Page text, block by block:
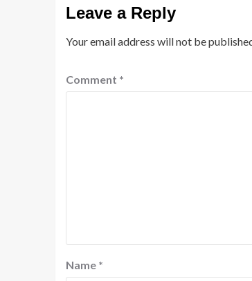
Leave a Reply
Your email address will not be
Comment *
Name *